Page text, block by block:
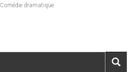
Comédie dramatique